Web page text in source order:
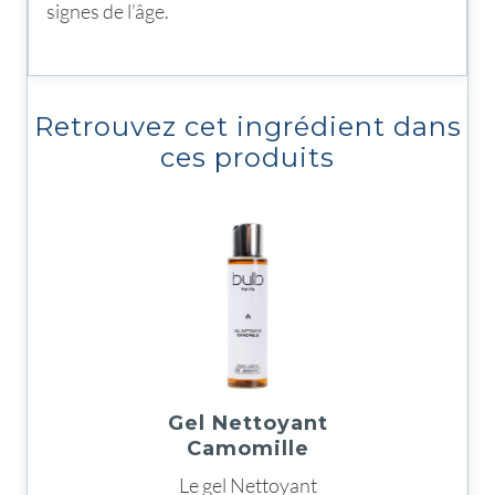
signes de l’âge.
Retrouvez cet ingrédient dans
ces produits
Gel Nettoyant
Camomille
Le gel Nettoyant